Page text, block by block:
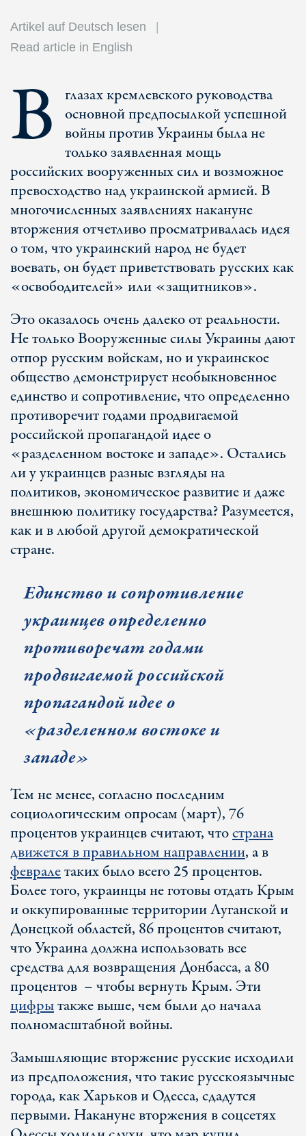
Artikel auf Deutsch lesen
Read article in English
В глазах кремлевского руководства
основной предпосылкой успешной
войны против Украины была не
только заявленная мощь
российских вооруженных сил и возможное
превосходство над украинской армией. В
многочисленных заявлениях накануне
вторжения отчетливо просматривалась идея
о том, что украинский народ не будет
воевать, он будет приветствовать русских как
«освободителей» или «защитников».
Это оказалось очень далеко от реальности.
Не только Вооруженные силы Украины дают
отпор русским войскам, но и украинское
общество демонстрирует необыкновенное
единство и сопротивление, что определенно
противоречит годами продвигаемой
российской пропагандой идее о
«разделенном востоке и западе». Остались
ли у украинцев разные взгляды на
политиков, экономическое развитие и даже
внешнюю политику государства? Разумеется,
как и в любой другой демократической
стране.
Единство и сопротивление
украинцев определенно
противоречат годами
продвигаемой российской
пропагандой идее о
«разделенном востоке и
западе»
Тем не менее, согласно последним
социологическим опросам (март), 76
процентов украинцев считают, чтострана
движется в правильном направлении, а в
февралетаких было всего 25 процентов.
Более того, украинцы не готовы отдать Крым
и оккупированные территории Луганской и
Донецкой областей, 86 процентов считают,
что Украина должна использовать все
средства для возвращения Донбасса, а 80
процентов – чтобы вернуть Крым. Эти
цифрытакже выше, чем были до начала
полномасштабной войны.
Замышляющие вторжение русские исходили
из предположения, что такие русскоязычные
города, как Харьков и Одесса, сдадутся
первыми. Накануне вторжения в соцсетях